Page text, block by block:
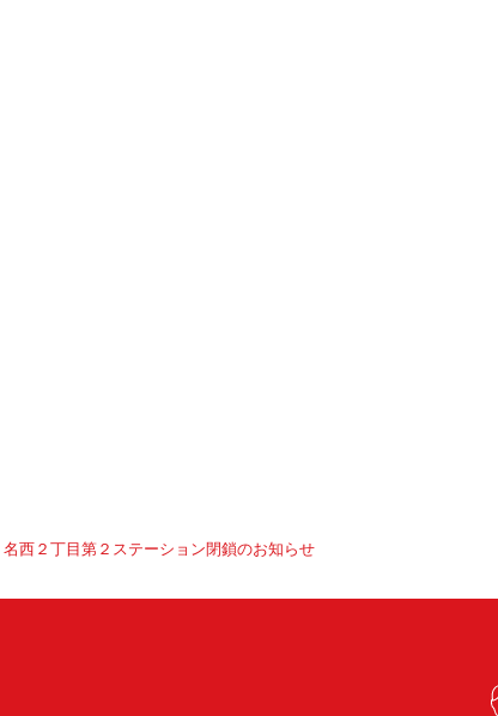
名西２丁目第２ステーション閉鎖のお知らせ